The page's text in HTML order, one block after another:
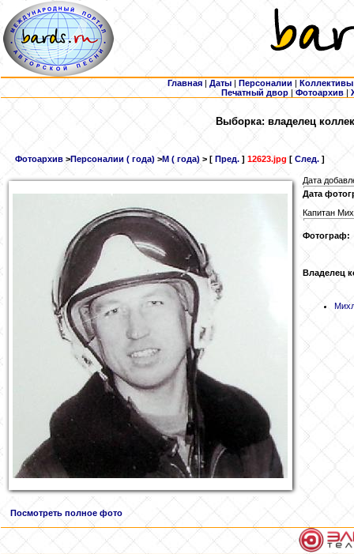
Главная | Даты | Персоналии | Коллективы
Печатный двор |Фотоархив |
Выборка: владелец
Фотоархив >Персоналии ( года) >М ( года) > [ Пред. ] 12623.jpg [ След. ]
Дата
Дата
Капитан
Фотограф:
Владелец
Посмотреть полное фото